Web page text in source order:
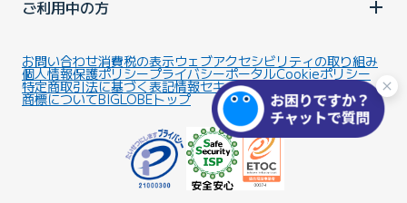
ご利用中の方
お問い合わせ消費税の表示ウェブアクセシビリティの取り組み
個人情報保護ポリシープライバシーポータルCookieポリシー
特定商取引法に基づく表記情報セキュリティ基本方針
商標についてBIGLOBEトップ